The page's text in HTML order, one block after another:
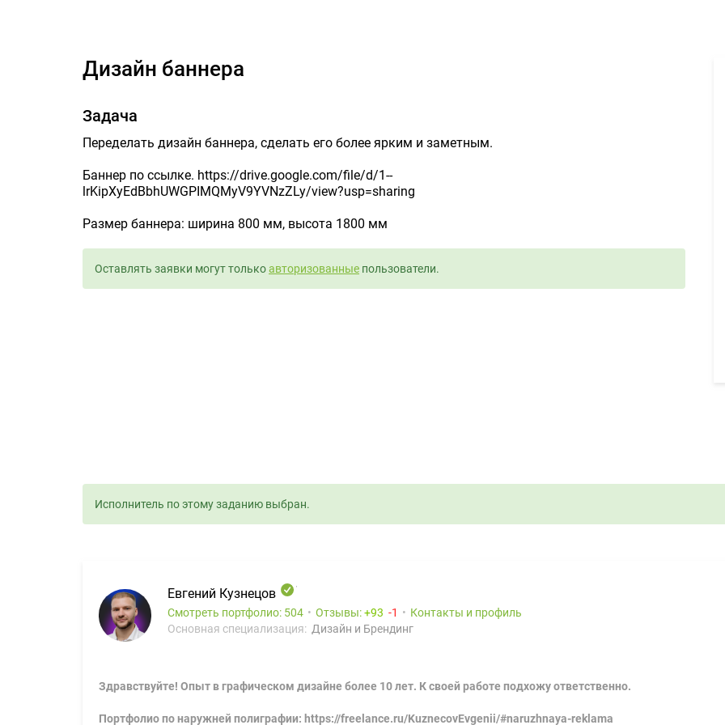
Дизайн баннера
Задача
Переделать дизайн баннера, сделать его более ярким и заметным.
Баннер по ссылке. https://drive.google.com/file/d/1--
lrKipXyEdBbhUWGPIMQMyV9YVNzZLy/view?usp=sharing
Размер баннера: ширина 800 мм, высота 1800 мм
Оставлять заявки могут толькоавторизованные пользователи.
Исполнитель по этому заданию выбран.
Евгений Кузнецов
Смотреть портфолио: 504 Отзывы: 93 1
Контакты и профиль
Основная специализация: Дизайн и Брендинг
Здравствуйте! Опыт в графическом дизайне более 10 лет. К своей работе подхожу ответственно.
Портфолио по наружней полиграфии: https://freelance.ru/KuznecovEvgenii/#naruzhnaya-reklama